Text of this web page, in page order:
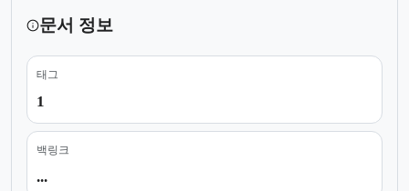
문서 정보
태그
1
백링크
...